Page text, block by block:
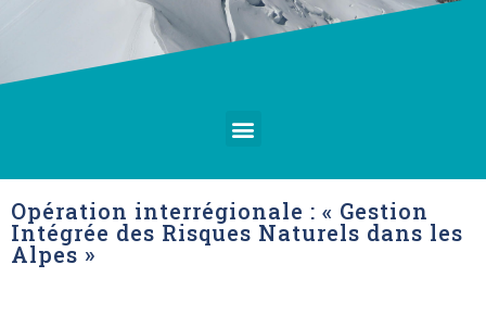
Opération interrégionale : « Gestion
Intégrée des Risques Naturels dans les
Alpes »